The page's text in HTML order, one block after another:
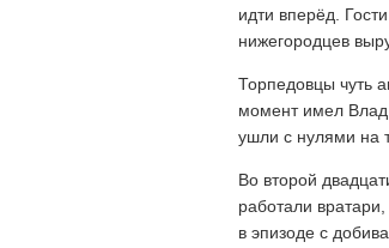
идти вперёд.
нижегородцев
Торпедовцы чуть
момент имел Влад
ушли с нулями на
Во второй
работали
в эпизоде с